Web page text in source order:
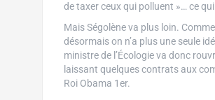
de taxer ceux qui polluent »… ce
Mais Ségolène va plus loin.
désormais on n’a plus une seule
ministre de l’Écologie va donc
laissant quelques contrats aux
Roi Obama 1er.